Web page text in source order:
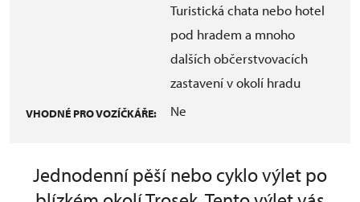
Turistická chata nebo hotel
pod hradem a mnoho
dalších občerstvovacích
zastavení v okolí hradu
VHODNÉ PRO VOZÍČKÁŘE: Ne
Jednodenní pěší nebo cyklo výlet po